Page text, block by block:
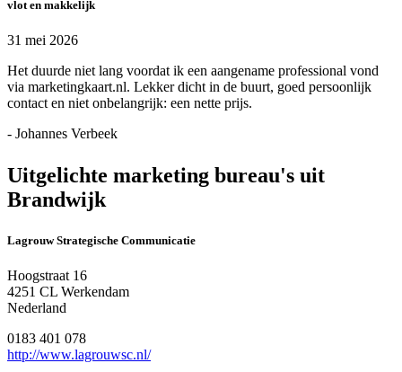
vlot en makkelijk
31 mei 2026
Het duurde niet lang voordat ik een aangename professional vond
via marketingkaart.nl. Lekker dicht in de buurt, goed persoonlijk
contact en niet onbelangrijk: een nette prijs.
- Johannes Verbeek
Uitgelichte marketing bureau's uit
Brandwijk
Lagrouw Strategische Communicatie
Hoogstraat 16
4251 CL Werkendam
Nederland
0183 401 078
http://www.lagrouwsc.nl/